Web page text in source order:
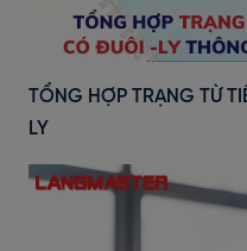
TỔNG HỢP TRẠNG TỪ
LY